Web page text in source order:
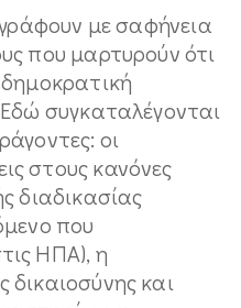
με σαφήνεια
που μαρτυρούν ότι
συγκαταλέγονται
οι
στους κανόνες
διαδικασίας
που
ΗΠΑ), η
δικαιοσύνης και